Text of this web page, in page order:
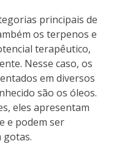
principais de
os terpenos e
terapêutico,
Nesse caso, os
em diversos
são os óleos.
eles apresentam
e podem ser
gotas.